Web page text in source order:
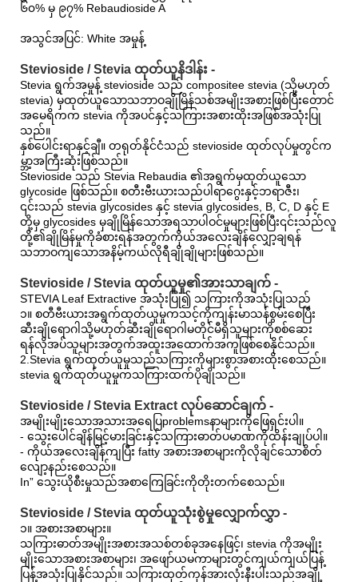
၆၀% မှ ၉၇% Rebaudioside A
အသွင်အပြင်: White အမှုန့်
Stevioside / Stevia ထုတ်ယူနိဒါန်း -
Stevia ရွက်အမှုန့် stevioside သည် compositee stevia (သို့မဟုတ်
stevia) မှထုတ်ယူသောသဘာဝချိုမြိန်သစ်အမျိုးအစားဖြစ်ပြီးတောင်
အမေရိကက stevia ကိုအပင်နှင့်သကြားအစားထိုးအဖြစ်အသုံးပြု
သည်။
နှစ်ပေါင်းရာနှင့်ချီ။ တရုတ်နိုင်ငံသည် stevioside ထုတ်လုပ်မှုတွင်က
မ္ဘာ့အကြီးဆုံးဖြစ်သည်။
Stevioside သည် Stevia Rebaudia ၏အရွက်မှထုတ်ယူသော
glycoside ဖြစ်သည်။ စတီးဗီးယားသည်ပါရာဂွေးနှင့်ဘရာဇီး၊
၎င်းသည် stevia glycosides နှင့် stevia glycosides, B, C, D နှင့် E
တို့မှ glycosides မှချိုမြိန်သောအရသာပါဝင်မှုများဖြစ်ပြီး၎င်းသည်လူ
တို့၏ချိုမြိန်မှုကိုခံစားရန်အတွက်ကိုယ်အလေးချိန်လျှော့ချရန်
သဘာဝကျသောအနိမ့်ကယ်လိုရီချိုချိုများဖြစ်သည်။
Stevioside / Stevia ထုတ်ယူမှု၏အားသာချက် -
STEVIA Leaf Extractive အသုံးပြု၍ သကြားကိုအသုံးပြုသည်
၁။ စတီဗီးယားအရွက်ထုတ်ယူမှုကသင့်ကိုကျန်းမာသန်စွမ်းစေပြီး
ဆီးချိုရောဂါသို့မဟုတ်ဆီးချိုရောဂါမတိုင်မီရှိသူများကိုစစ်ဆေး
ရန်လိုအပ်သူများအတွက်အထူးအထောက်အကူဖြစ်စေနိုင်သည်။
2.Stevia ရွက်ထုတ်ယူမှုသည်သကြားကိုများစွာအစားထိုးစေသည်။
stevia ရွက်ထုတ်ယူမှုကသကြားထက်ပိုချိုသည်။
Stevioside / Stevia Extract လုပ်ဆောင်ချက် -
အမျိုးမျိုးသောအသားအရေပြproblemsနာများကိုဖြေရှင်းပါ။
- သွေးပေါင်ချိန်မြင့်မားခြင်းနှင့်သကြားဓာတ်ပမာဏကိုထိန်းချုပ်ပါ။
- ကိုယ်အလေးချိန်ကျပြီး fatty အစားအစာများကိုလိုချင်သောစိတ်
လျော့နည်းစေသည်။
In” သွေးယိုစီးမှုသည်အစာကြေခြင်းကိုတိုးတက်စေသည်။
Stevioside / Stevia ထုတ်ယူသုံးစွဲမှုလျှောက်လွှာ -
၁။ အစားအစာများ။
သကြားဓာတ်အမျိုးအစားအသစ်တစ်ခုအနေဖြင့်၊ stevia ကိုအမျိုး
မျိုးသောအစားအစာများ၊ အဖျော်ယမကာများတွင်ကျယ်ကျယ်ပြန့်
ပြန့်အသုံးပြုနိုင်သည်။ သကြားထုတ်ကုန်အားလုံးနီးပါးသည်အချို့